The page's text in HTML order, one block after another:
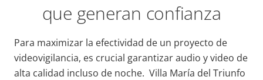
que generan confianza
Para maximizar la efectividad de un proyecto de
videovigilancia, es crucial garantizar audio y video de
alta calidad incluso de noche. Villa María del Triunfo